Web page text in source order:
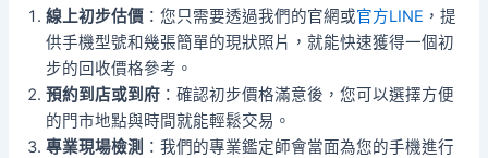
線上初步估價 ：您只需要透過我們的官網或官方LINE ，提
供手機型號和幾張簡單的現狀照片，就能快速獲得一個初
步的回收價格參考。
預約到店或到府 ：確認初步價格滿意後，您可以選擇方便
的門市地點與時間就能輕鬆交易。
專業現場檢測 ：我們的專業鑑定師會當面為您的手機進行